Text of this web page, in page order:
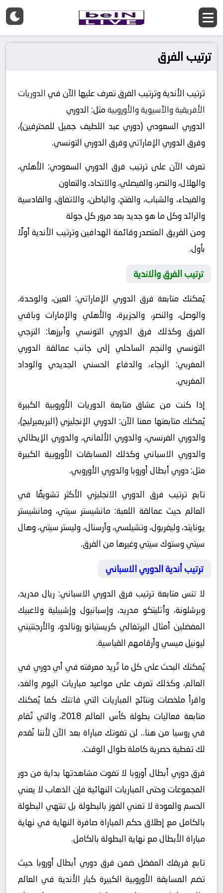
ترتيب الفرق
ترتيب الأندية وترتيب الفرق تعرف عليها الآن فيالدوريات
الأفريقية والآسيوية والأوروبيةمثل: الدوري
الدوري السعودي (دوري عبد اللطيف جميل للمحترفين)،
وفرق الدوري الإماراتي وفرق الدوري التونسي.
تعرف الآن على ترتيب فرق الدوري السعودي: الأهلي،
والهلال، والنصر، والفيصلي، والاتحاد، والتعاون
والفيحاء، والشباب، والفتح، والباطن، والاتفاق، والقادسية
والرائد وكل ما هو جديد بعد مرور كل جولة
ومن الفريق المتصدر وقائمة الهدافين وترتيب الأندية أولًا
بأول.
ترتيب الفرق والاندية
يُمكنك متابعة فرق الدوري الإماراتي: العين، والوحدة،
والوصل، والنصر، والجزيرة، والأهلي والإمارات وباقي
الفرق وكذلك فرق الدوري التونسي وأبرزها: الترجي
التونسي والنجم الساحلي إلى جانب عمالقة الدوري
المغربي: الرجاء، والدفاع الحسني الجديدي والوداد
المغربي.
إذا كنت من عشاق متابعة الدوريات الأوروبية الكبيرة
يُمكنك متابعتها معنا الآن: الدوري الإنجليزي (البريميرليج)،
والدوري الفرنسي، والدوري الألماني، والدوري الإيطالي
والدوري الاسباني وكذلك المسابقات الأوروبية الكبيرة
مثل: دوري أبطال أوروبا والدوري الأوروبي.
تابع ترتيب فرق الدوري الانجليزي الأكثر تشويقًا في
العالم حيث عمالقة اللعبة: مانشيستر سيتي، ومانشيستر
يونايتد، وليفربول، وتشيلسي، وآرسنال، وليستر سيتي، وهال
سيتي وستوك سيتي وغيرها من الفرق.
ترتيب أندية الدوري الاسباني
لا تنس متابعة ترتيب فرق الدوري الاسباني: ريال مدريد،
وبرشلونة، وأتليتكو مدريد، وإسبانيول وإشبيلية ولاعبيك
المفضلين أمثال البرتغالي كريستيانو رونالدو، والأرجنتيني
ليونيل ميسي وأرقامهم القياسية.
يُمكنك البحث على كل ما تُريد معرفته في أي دوري في
العالم، وكذلك تعرف على مواعيد مباريات اليوم والغد،
واقرأ ملخصات ونتائج المباريات التي فاتتك كما يُمكنك
متابعة فعاليات بطولة كأس العالم 2018، والتي تُقام
في روسيا من هنا.. لن تفوتك مباراة بعد الآن لأننا نُقدم
لك تغطية حصرية كاملة طوال الوقت.
فرق دوري أبطال أوروبا لا تفوت مشاهدتها بداية من دور
المجموعات وحتى المباريات النهائية فإن الذهاب لا يعني
الحسم والعودة لا تعني الفوز بالبطولة بل تنتهي البطولة
بالكامل مع إطلاق حكم المباراة صافرة النهاية في نهاية
مباراة الأبطال مع نهاية البطولة بالكامل.
تابع فريقك المفضل ضمن فرق دوري أبطال أوروبا حيث
تضم المسابقة الأوروبية الكبيرة كبار الأندية في العالم